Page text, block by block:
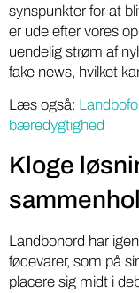
synspunkter for at
er ude efter vores
uendelig strøm af
fake news, hvilket
Læs også:
bæredygtighed
Kloge
Landbonord har
fødevarer, som på
placere sig midt i